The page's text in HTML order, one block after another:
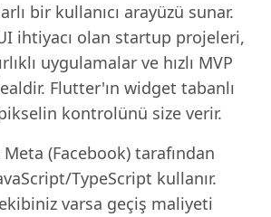
bir kullanıcı arayüzü sunar.
ihtiyacı olan startup projeleri,
uygulamalar ve hızlı MVP
Flutter'ın widget tabanlı
kontrolünü size verir.
Meta (Facebook) tarafından
TypeScript kullanır.
varsa geçiş maliyeti